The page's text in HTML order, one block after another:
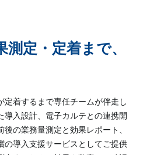
定・定着まで、
着するまで専任チームが伴走し
導入設計、電子カルテとの連携開
の業務量測定と効果レポート、
の導入支援サービスとしてご提供